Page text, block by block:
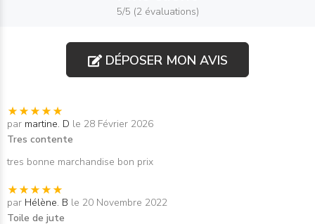
5/5 (2 évaluations)
DÉPOSER MON AVIS
par martine. D le 28 Février 2026
Tres contente
tres bonne marchandise bon prix
par Hélène. B le 20 Novembre 2022
Toile de jute